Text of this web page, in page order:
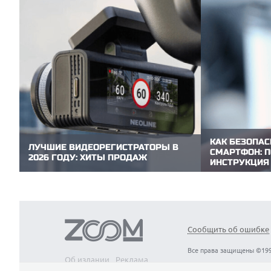
ЛУЧШИЕ ВИДЕОРЕГИСТРАТОРЫ В
2026 ГОДУ: ХИТЫ ПРОДАЖ
ситуации. Редакция ZOOM.CNews выбрала
модели видеорегистраторов, которые
пользуются...
КАК
СМАРТФОН:
ИНСТРУКЦИЯ
Покупка б/у
ZOOM.CNews
аппарата и
Об издании
Реклама
Сообщить об ошибке
Все права защищены